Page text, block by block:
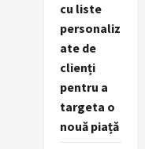
cu liste
personaliz
ate de
clienți
pentru a
targeta o
nouă piață